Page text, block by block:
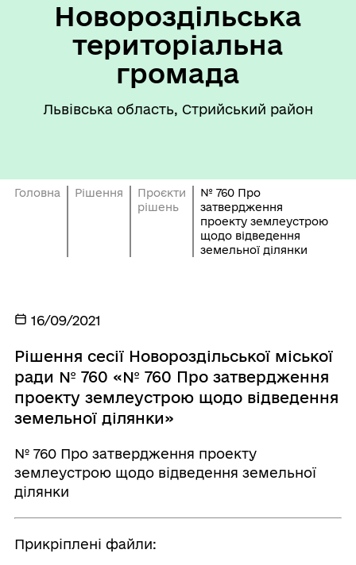
Новороздільська
територіальна
громада
Львівська область, Стрийський район
Головна Рішення
Проєкти
рішень
№ 760 Про
затвердження
проекту землеустрою
щодо відведення
земельної ділянки
16/09/2021
Рішення сесії Новороздільської міської
ради № 760 «№ 760 Про затвердження
проекту землеустрою щодо відведення
земельної ділянки»
№ 760 Про затвердження проекту
землеустрою щодо відведення земельної
ділянки
Прикріплені файли: